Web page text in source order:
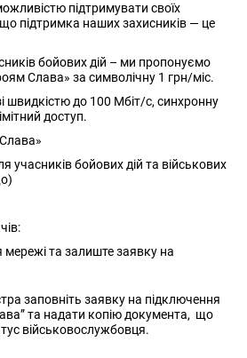
підтримувати своїх
підтримка наших захисників — це
бойових дій – ми пропонуємо
Слава» за символічну 1 грн/міс.
швидкістю до 100 Мбіт/с, синхронну
доступ.
учасників бойових дій та військових
мережі та залиште заявку на
заповніть заявку на підключення
та надати копію документа, що
військовослужбовця.